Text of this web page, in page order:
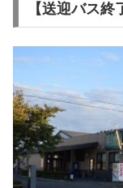
【送迎バス